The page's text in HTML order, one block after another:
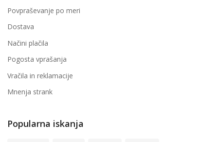
Povpraševanje po meri
Dostava
Načini plačila
Pogosta vprašanja
Vračila in reklamacije
Mnenja strank
Popularna iskanja